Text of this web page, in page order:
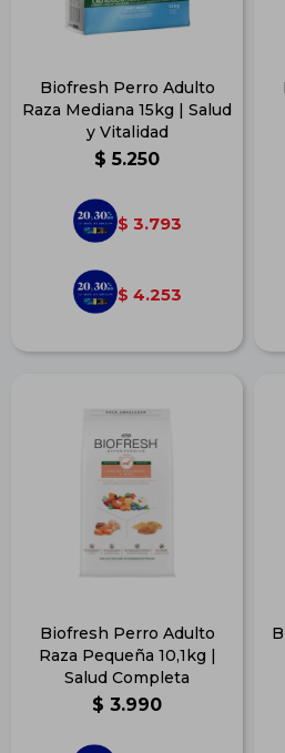
Biofresh Perro Adulto
Raza Mediana 15kg | Salud
y Vitalidad
$ 5.250
$ 3.793
$ 4.253
Biofresh Perro Adulto
Raza Pequeña 10,1kg |
Salud Completa
$ 3.990